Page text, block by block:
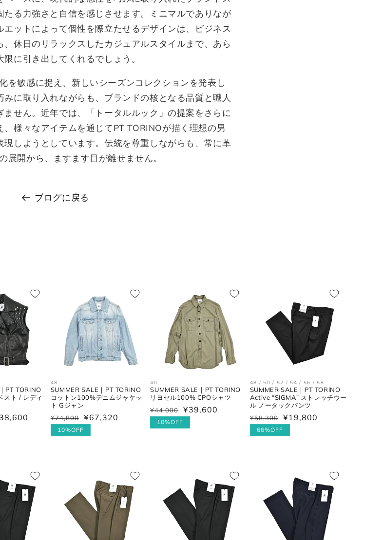
たる力強さと自信を感じさせます。ミニマルでありなが
エットによって個性を際立たせるデザインは、ビジネス
休日のリラックスしたカジュアルスタイルまで、あら
に引き出してくれるでしょう。
を敏感に捉え、新しいシーズンコレクションを発表し
に取り入れながらも、ブランドの核となる品質と職人
せん。近年では、「トータルルック」の提案をさらに
様々なアイテムを通じてPT TORINOが描く理想の男
しようとしています。伝統を尊重しながらも、常に革
展開から、ますます目が離せません。
ブログに戻る
PT TORINO
スト / レディ
48
SUMMER SALE｜PT TORINO
コットン100%デニムジャケッ
ト Gジャン
通
常
¥74,800
セ
ー
¥67,320
10%OFF
40
SUMMER SALE｜PT TORINO
リヨセル100% CPOシャツ
通
常
¥44,000
セ
ー
¥39,600
10%OFF
48 / 50 / 52 / 54 / 56 / 58
SUMMER SALE｜PT TORINO
Active “SIGMA” ストレッチウー
ル ノータックパンツ
通
常
¥58,300
セ
ー
¥19,800
66%OFF